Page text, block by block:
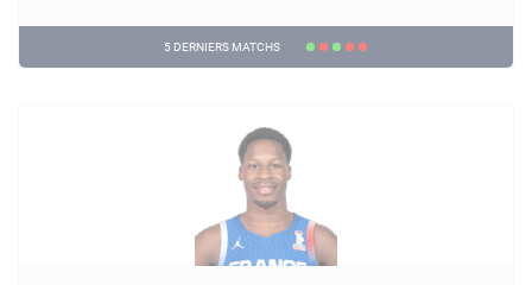
5 DERNIERS MATCHS